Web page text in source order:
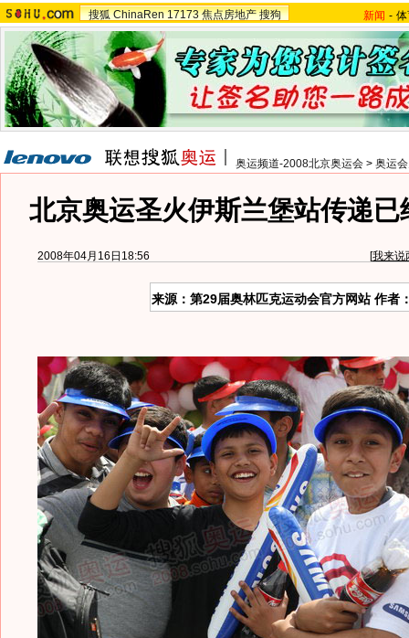
搜狐 ChinaRen 17173 焦点房地产 搜狗 新闻 -
奥运频道-2008北京奥运会 > 奥运
北京奥运圣火伊斯兰堡站传递已
2008年04月16日18:56 [我来说
来源：第29届奥林匹克运动会官方网站 作者